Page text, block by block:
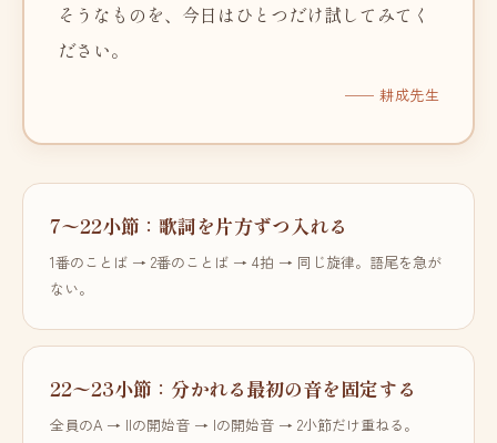
そうなものを、今日はひとつだけ試してみてく
ださい。
── 耕成先生
7〜22小節：歌詞を片方ずつ入れる
1番のことば → 2番のことば → 4拍 → 同じ旋律。語尾を急が
ない。
22〜23小節：分かれる最初の音を固定する
全員のA → IIの開始音 → Iの開始音 → 2小節だけ重ねる。